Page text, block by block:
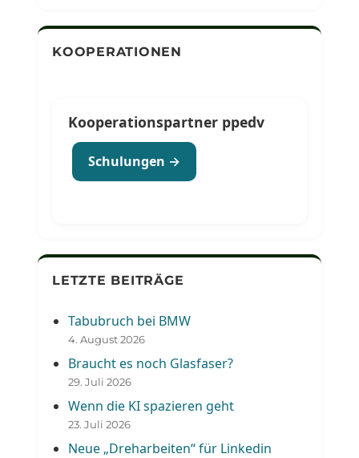
KOOPERATIONEN
Kooperationspartner ppedv
Schulungen →
LETZTE BEITRÄGE
Tabubruch bei BMW
4. August 2026
Braucht es noch Glasfaser?
29. Juli 2026
Wenn die KI spazieren geht
23. Juli 2026
Neue „Dreharbeiten“ für Linkedin